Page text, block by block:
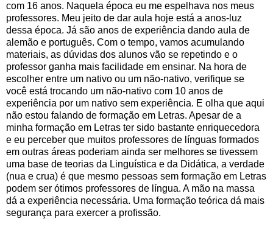
com 16 anos. Naquela época eu me espelhava nos meus
professores. Meu jeito de dar aula hoje está a anos-luz
dessa época. Já são anos de experiência dando aula de
alemão e português. Com o tempo, vamos acumulando
materiais, as dúvidas dos alunos vão se repetindo e o
professor ganha mais facilidade em ensinar. Na hora de
escolher entre um nativo ou um não-nativo, verifique se
você está trocando um não-nativo com 10 anos de
experiência por um nativo sem experiência. E olha que aqui
não estou falando de formação em Letras. Apesar de a
minha formação em Letras ter sido bastante enriquecedora
e eu perceber que muitos professores de línguas formados
em outras áreas poderiam ainda ser melhores se tivessem
uma base de teorias da Linguística e da Didática, a verdade
(nua e crua) é que mesmo pessoas sem formação em Letras
podem ser ótimos professores de língua. A mão na massa
dá a experiência necessária. Uma formação teórica dá mais
segurança para exercer a profissão.